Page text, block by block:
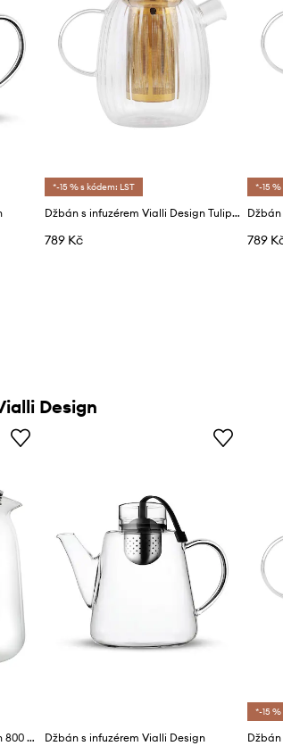
*-15 % s kódem: LST
Džbán s infuzérem Vialli Design Tulip 1 l
789 Kč
*-15
789
Design
Džbán s infuzérem Vialli Design 800 ml Džbán s infuzérem Vialli Design
*-15